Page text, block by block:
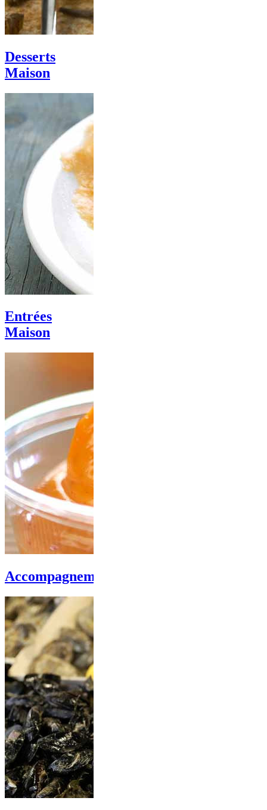
Desserts
Maison
Entrées
Maison
Accompagnements